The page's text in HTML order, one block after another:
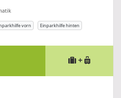
vorn
Einparkhilfe hinten
+